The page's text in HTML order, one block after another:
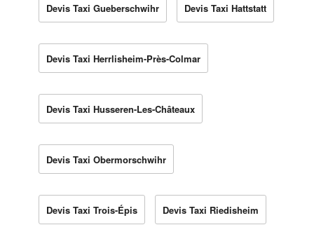
Devis Taxi Gueberschwihr Devis Taxi Hattstatt
Devis Taxi Herrlisheim-Près-Colmar
Devis Taxi Husseren-Les-Châteaux
Devis Taxi Obermorschwihr
Devis Taxi Trois-Épis Devis Taxi Riedisheim